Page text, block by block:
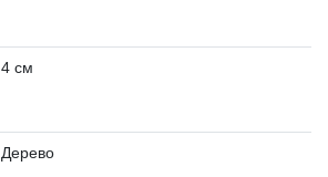
4 см
Дерево